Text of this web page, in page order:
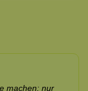
machen; nur